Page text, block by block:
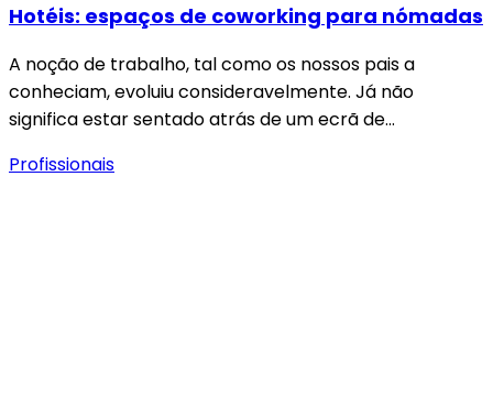
Hotéis: espaços de coworking para nómadas
A noção de trabalho, tal como os nossos pais a
conheciam, evoluiu consideravelmente. Já não
significa estar sentado atrás de um ecrã de…
Profissionais